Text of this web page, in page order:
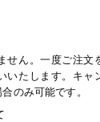
せん。一度ご注文
いたします。キャ
のみ可能です。